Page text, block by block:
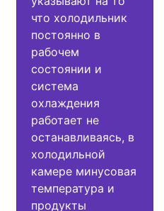
что холодильник
постоянно в
рабочем
состоянии и
система
охлаждения
работает не
останавливаясь, в
холодильной
камере минусовая
температура и
продукты